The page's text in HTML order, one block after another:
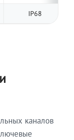
IP68
каналов